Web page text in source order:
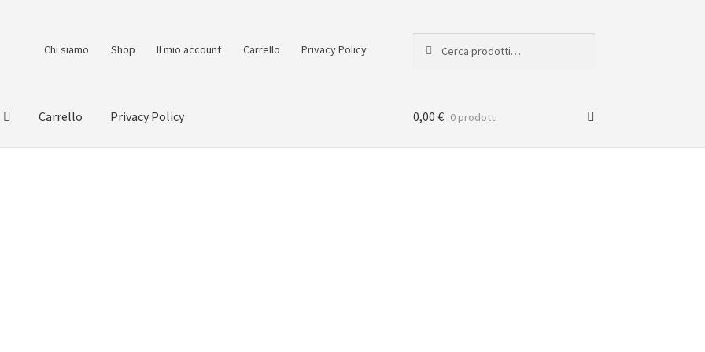
Chi siamo Shop Il mio account Carrello Privacy Policy
Carrello Privacy Policy 0,00 € 0 prodotti